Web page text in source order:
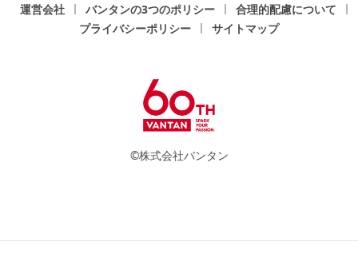
運営会社 バンタンの3つのポリシー
合理的配慮について
プライバシーポリシー
サイトマップ
©株式会社バンタン